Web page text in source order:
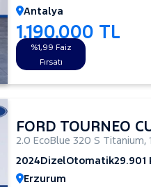
Antalya
1.190.000 TL
%1,99 Faiz
Fırsatı
FORD TOURNEO
2.0 EcoBlue 320 S Titanium,
2024DizelOtomatik29.901
Erzurum